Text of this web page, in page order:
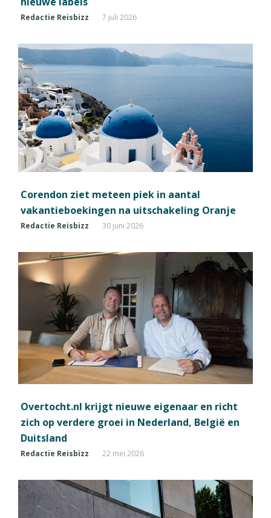
Redactie Reisbizz 7 juli 2026
Corendon ziet meteen piek in aantal
vakantieboekingen na uitschakeling Oranje
Redactie Reisbizz 30 juni 2026
Overtocht.nl krijgt nieuwe eigenaar en richt
zich op verdere groei in Nederland, België en
Duitsland
Redactie Reisbizz 22 mei 2026